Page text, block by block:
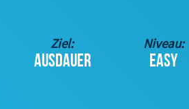
Ziel:
AUSDAUER
Niveau:
EASY